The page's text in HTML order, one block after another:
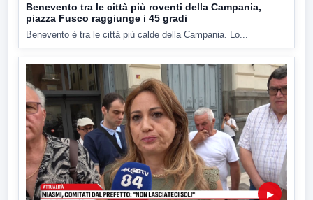
Benevento tra le città più roventi della Campania,
piazza Fusco raggiunge i 45 gradi
Benevento è tra le città più calde della Campania. Lo...
▶